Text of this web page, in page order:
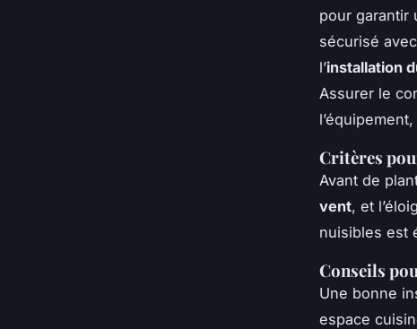
pour garantir
sécurisé
l’installation
Assurer le
Critères
Avant de
vent, et
nuisibles est
Conseils
Une bonne
espace